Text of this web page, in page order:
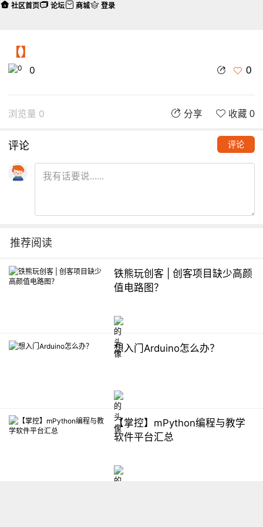
【】
0 0
浏览量 0 分享 收藏 0
评论 评论
推荐阅读
铁熊玩创客 | 创客项目缺少高颜
值电路图？
想入门Arduino怎么办？
【掌控】mPython编程与教学
软件平台汇总
社区首页 论坛 商城 登录